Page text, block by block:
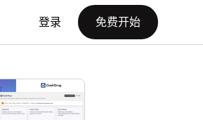
登录 免费开始